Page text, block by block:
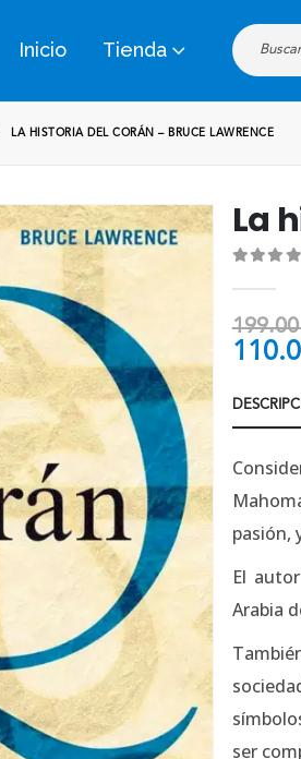
Inicio Tienda
LA HISTORIA DEL CORÁN – BRUCE LAWRENCE
La
pasión,
El
Arabia
ser